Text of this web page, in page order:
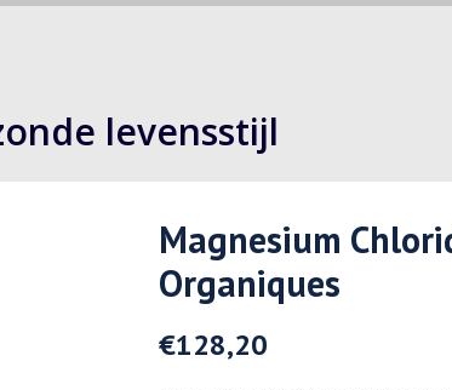
levensstijl
Magnesium
Organiques
€128,20